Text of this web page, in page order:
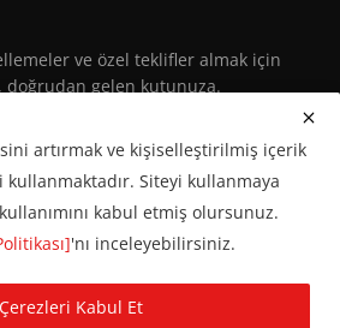
ve özel teklifler almak için
doğrudan gelen kutunuza.
Abone Ol
artırmak ve kişiselleştirilmiş içerik
Siteyi kullanmaya
kabul etmiş olursunuz.
'nı inceleyebilirsiniz.
Çerezleri Kabul Et